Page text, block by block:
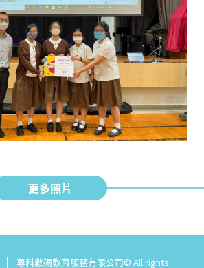
更多照片
尊科數碼教育服務有限公司© All rights